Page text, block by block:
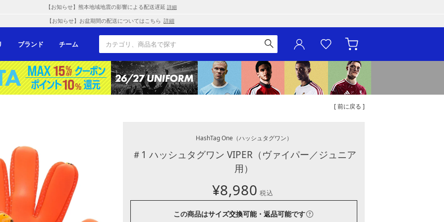
【お知らせ】熊本地域地震の影響による配送遅延 詳細
【お知らせ】お盆期間の配送についてはこちら 詳細
ブランド チーム
[ 前に戻る ]
HashTag One（ハッシュタグワン）
＃1 ハッシュタグワン VIPER（ヴァイパー／ジュニア
用）
¥8,980 税込
この商品はサイズ交換可能・返品可能です